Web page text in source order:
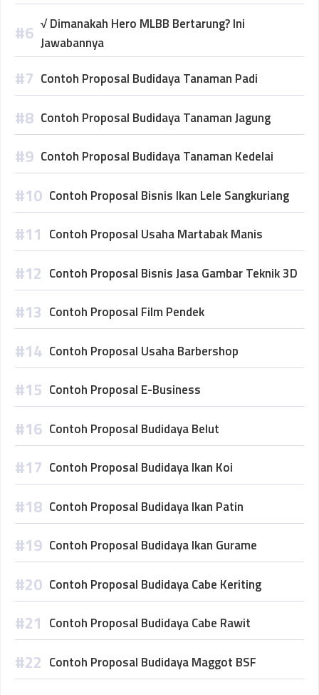
√ Dimanakah Hero MLBB Bertarung? Ini
Jawabannya
Contoh Proposal Budidaya Tanaman Padi
Contoh Proposal Budidaya Tanaman Jagung
Contoh Proposal Budidaya Tanaman Kedelai
Contoh Proposal Bisnis Ikan Lele Sangkuriang
Contoh Proposal Usaha Martabak Manis
Contoh Proposal Bisnis Jasa Gambar Teknik 3D
Contoh Proposal Film Pendek
Contoh Proposal Usaha Barbershop
Contoh Proposal E-Business
Contoh Proposal Budidaya Belut
Contoh Proposal Budidaya Ikan Koi
Contoh Proposal Budidaya Ikan Patin
Contoh Proposal Budidaya Ikan Gurame
Contoh Proposal Budidaya Cabe Keriting
Contoh Proposal Budidaya Cabe Rawit
Contoh Proposal Budidaya Maggot BSF